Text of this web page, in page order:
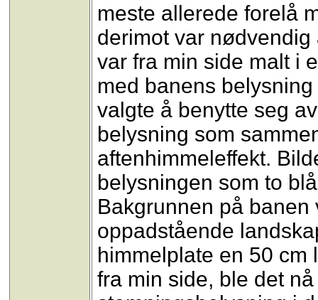
meste allerede forelå
derimot var
var fra min side malt i
med banens
valgte å benytte seg
belysning som
aftenhimmeleffekt.
belysningen som to
Bakgrunnen på
oppadstående
himmelplate en 50 cm
fra min side, ble det